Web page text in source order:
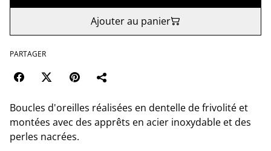
Ajouter au panier
PARTAGER
Boucles d'oreilles réalisées en dentelle de frivolité et
montées avec des apprêts en acier inoxydable et des
perles nacrées.